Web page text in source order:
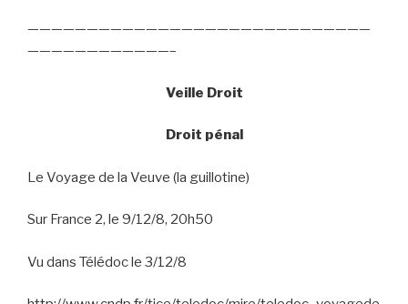
—————————————————————————————
————————————–
Veille Droit
Droit pénal
Le Voyage de la Veuve (la guillotine)
Sur France 2, le 9/12/8, 20h50
Vu dans Télédoc le 3/12/8